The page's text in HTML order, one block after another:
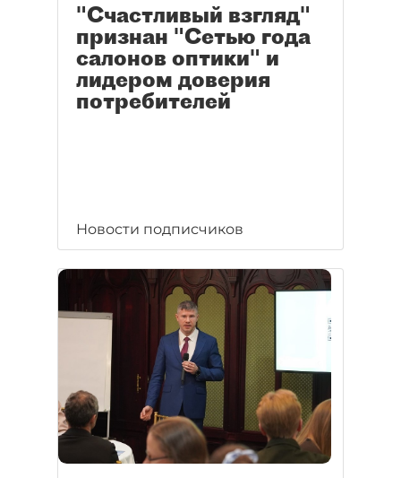
"Счастливый взгляд"
признан "Сетью года
салонов оптики" и
лидером доверия
потребителей
Новости подписчиков